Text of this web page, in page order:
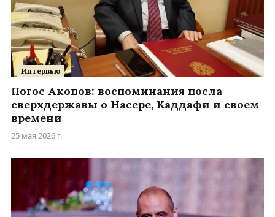
Интервью
Погос Акопов: воспоминания посла
сверхдержавы о Насере, Каддафи и своем
времени
25 мая 2026 г.